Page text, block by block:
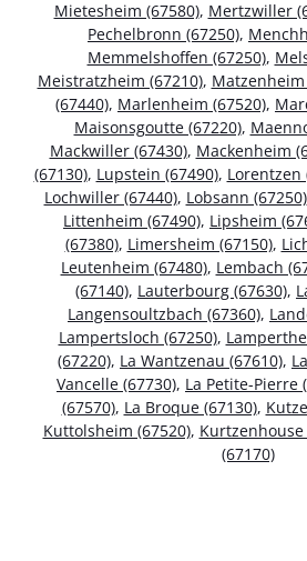
Mietesheim (67580), Mertzwiller
Pechelbronn (67250),
Memmelshoffen (67250),
Meistratzheim (67210), Matzenheim
(67440), Marlenheim (67520),
Maisonsgoutte (67220),
Mackwiller (67430), Mackenheim
(67130), Lupstein (67490), Lorentzen
Lochwiller (67440), Lobsann (67250)
Littenheim (67490), Lipsheim
(67380), Limersheim (67150),
Leutenheim (67480), Lembach
(67140), Lauterbourg (67630),
Langensoultzbach (67360),
Lampertsloch (67250),
(67220), La Wantzenau (67610),
Vancelle (67730), La Petite-Pierre
(67570), La Broque (67130),
Kuttolsheim (67520), Kurtzenhouse
(67170)